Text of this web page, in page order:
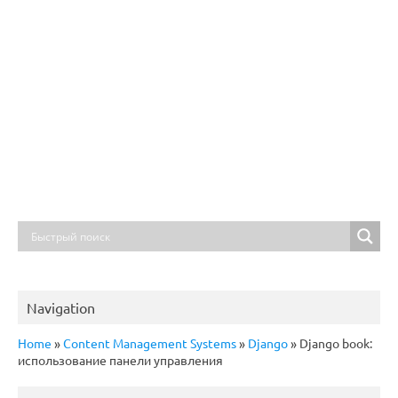
Navigation
Home »Content Management Systems» Django» Django book:
использование панели управления